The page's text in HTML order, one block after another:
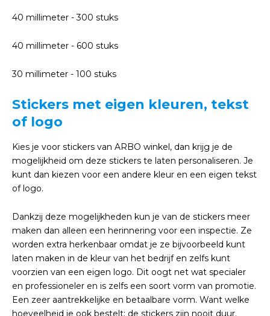
40 millimeter - 300 stuks
40 millimeter - 600 stuks
30 millimeter - 100 stuks
Stickers met eigen kleuren, tekst
of logo
Kies je voor stickers van ARBO winkel, dan krijg je de
mogelijkheid om deze stickers te laten personaliseren. Je
kunt dan kiezen voor een andere kleur en een eigen tekst
of logo.
Dankzij deze mogelijkheden kun je van de stickers meer
maken dan alleen een herinnering voor een inspectie. Ze
worden extra herkenbaar omdat je ze bijvoorbeeld kunt
laten maken in de kleur van het bedrijf en zelfs kunt
voorzien van een eigen logo. Dit oogt net wat specialer
en professioneler en is zelfs een soort vorm van promotie.
Een zeer aantrekkelijke en betaalbare vorm. Want welke
hoeveelheid je ook bestelt: de stickers zijn nooit duur.